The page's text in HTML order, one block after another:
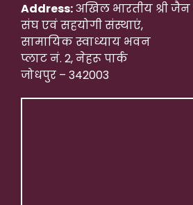
Address:अखिल भारतीय श्री जैन
संघ एवं सहयोगी संस्थाएं,
सामायिक स्वाध्याय भवन
प्लाट नं. 2, नेहरू पार्क
जोधपुर – 342003